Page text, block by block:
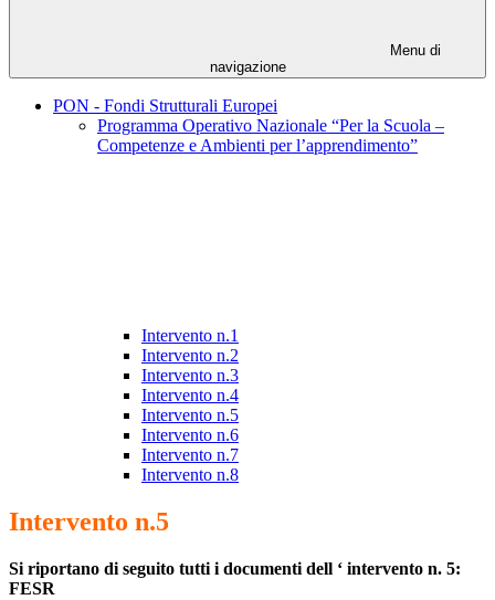
Menu di
navigazione
PON - Fondi Strutturali Europei
Programma Operativo Nazionale “Per la Scuola –
Competenze e Ambienti per l’apprendimento”
Intervento n.1
Intervento n.2
Intervento n.3
Intervento n.4
Intervento n.5
Intervento n.6
Intervento n.7
Intervento n.8
Intervento n.5
Si riportano di seguito tutti i documenti dell ‘ intervento n. 5:
FESR